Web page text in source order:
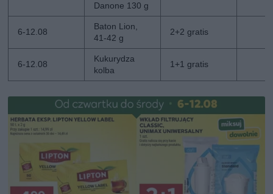
Danone 130 g
6-12.08
Baton Lion,
41-42 g
2+2 gratis
6-12.08
Kukurydza
kolba
1+1 gratis